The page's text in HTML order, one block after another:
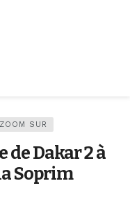
ZOOM SUR
de Dakar 2 à
Soprim